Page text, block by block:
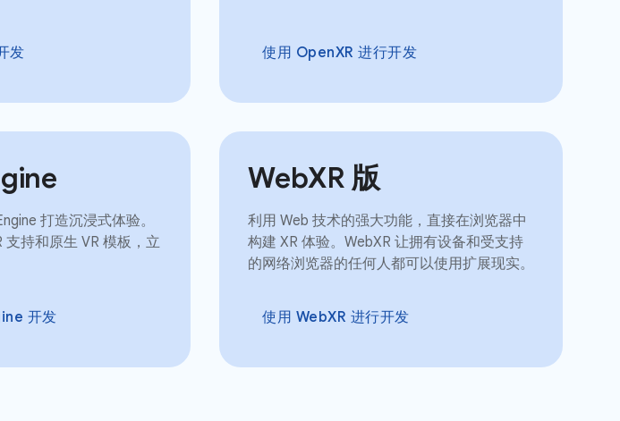
发 使用 OpenXR 进行开发
打造沉浸式体验。
支持和原生 VR 模板，立
开发
WebXR 版
利用 Web 技术的强大功能，直接在浏览器中
构建 XR 体验。WebXR 让拥有设备和受支持
的网络浏览器的任何人都可以使用扩展现实。
使用 WebXR 进行开发